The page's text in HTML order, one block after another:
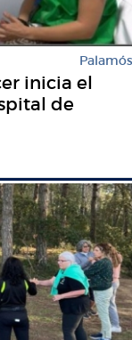
Palamós
inicia el
de